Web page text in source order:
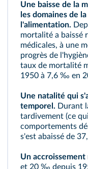
Une baisse de la
les domaines de
l'alimentation.
mortalité a baissé
médicales, à une
progrès de
taux de mortalité
1950 à 7,6 ‰ en
Une natalité qui
temporel. Durant
tardivement (ce
comportements
s'est abaissé de
Un accroissement
et 20 ‰ depuis